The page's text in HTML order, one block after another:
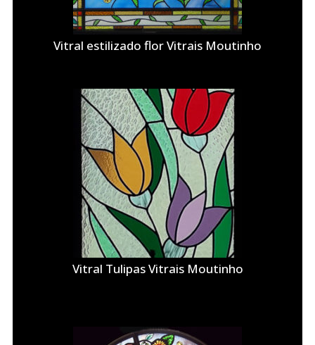
Vitral estilizado flor Vitrais Moutinho
Vitral Tulipas Vitrais Moutinho